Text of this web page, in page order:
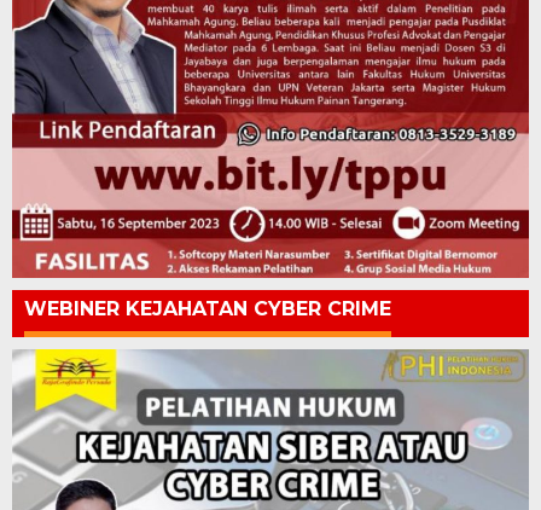
WEBINER KEJAHATAN CYBER CRIME